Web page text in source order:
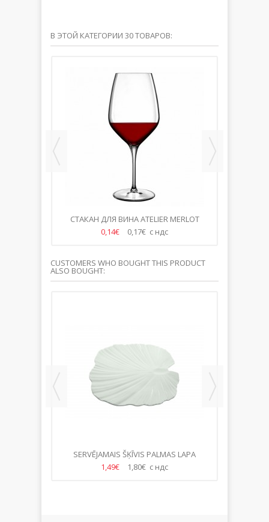
В ЭТОЙ КАТЕГОРИИ 30 ТОВАРОВ:
СТАКАН ДЛЯ ВИНА ATELIER MERLOT
700МЛ
0,14€ 0,17€ с ндс
CUSTOMERS WHO BOUGHT THIS PRODUCT
ALSO BOUGHT:
SERVĒJAMAIS ŠĶĪVIS PALMAS LAPA
34*35CM
1,49€ 1,80€ с ндс